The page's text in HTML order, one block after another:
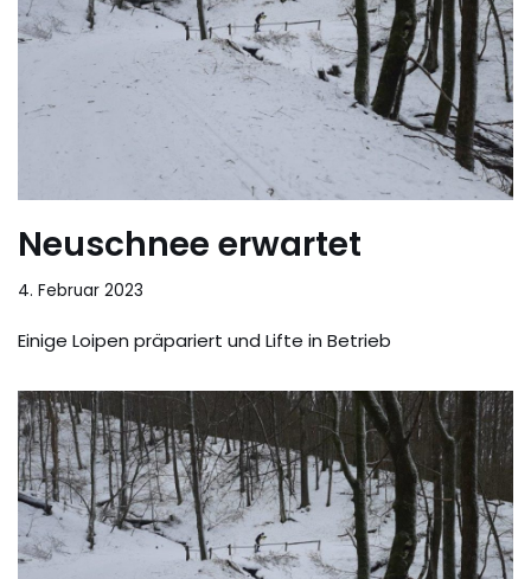
Neuschnee erwartet
4. Februar 2023
Einige Loipen präpariert und Lifte in Betrieb